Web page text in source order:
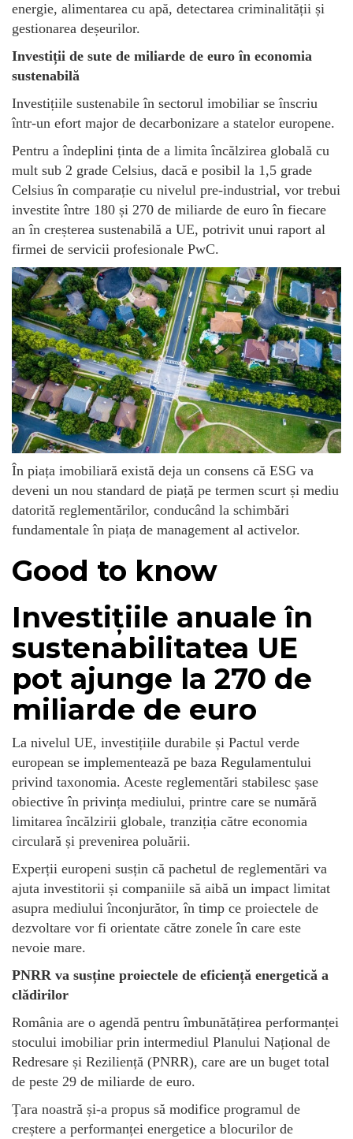
energie, alimentarea cu apă, detectarea criminalității și
gestionarea deșeurilor.
Investiții de sute de miliarde de euro în economia
sustenabilă
Investițiile sustenabile în sectorul imobiliar se înscriu
într-un efort major de decarbonizare a statelor europene.
Pentru a îndeplini ținta de a limita încălzirea globală cu
mult sub 2 grade Celsius, dacă e posibil la 1,5 grade
Celsius în comparație cu nivelul pre-industrial, vor trebui
investite între 180 și 270 de miliarde de euro în fiecare
an în creșterea sustenabilă a UE, potrivit unui raport al
firmei de servicii profesionale PwC.
În piața imobiliară există deja un consens că ESG va
deveni un nou standard de piață pe termen scurt și mediu
datorită reglementărilor, conducând la schimbări
fundamentale în piața de management al activelor.
Good to know
Investițiile anuale în
sustenabilitatea UE
pot ajunge la 270 de
miliarde de euro
La nivelul UE, investițiile durabile și Pactul verde
european se implementează pe baza Regulamentului
privind taxonomia. Aceste reglementări stabilesc șase
obiective în privința mediului, printre care se numără
limitarea încălzirii globale, tranziția către economia
circulară și prevenirea poluării.
Experții europeni susțin că pachetul de reglementări va
ajuta investitorii și companiile să aibă un impact limitat
asupra mediului înconjurător, în timp ce proiectele de
dezvoltare vor fi orientate către zonele în care este
nevoie mare.
PNRR va susține proiectele de eficiență energetică a
clădirilor
România are o agendă pentru îmbunătățirea performanței
stocului imobiliar prin intermediul Planului Național de
Redresare și Reziliență (PNRR), care are un buget total
de peste 29 de miliarde de euro.
Țara noastră și-a propus să modifice programul de
creștere a performanței energetice a blocurilor de